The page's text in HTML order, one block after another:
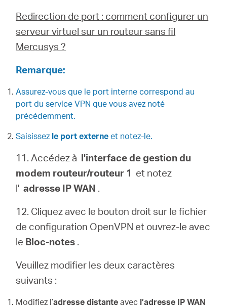
Redirection de port : comment configurer un
serveur virtuel sur un routeur sans fil
Mercusys ?
Remarque:
Assurez-vous que le port interne correspond au
port du service VPN que vous avez noté
précédemment.
Saisissez le port externe et notez-le.
11. Accédez à l'interface de gestion du
modem routeur/routeur 1 et notez
l'adresse IP WAN .
12. Cliquez avec le bouton droit sur le fichier
de configuration OpenVPN et ouvrez-le avec
le Bloc-notes .
Veuillez modifier les deux caractères
suivants :
Modifiez l’adresse distante avec l’adresse IP WAN